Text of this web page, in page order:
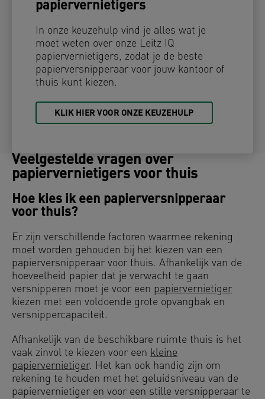
papiervernietigers
In onze keuzehulp vind je alles wat je
moet weten over onze Leitz IQ
papiervernietigers, zodat je de beste
papierversnipperaar voor jouw kantoor of
thuis kunt kiezen.
KLIK HIER VOOR ONZE KEUZEHULP
Veelgestelde vragen over
papiervernietigers voor thuis
Hoe kies ik een papierversnipperaar
voor thuis?
Er zijn verschillende factoren waarmee rekening
moet worden gehouden bij het kiezen van een
papierversnipperaar voor thuis. Afhankelijk van de
hoeveelheid papier dat je verwacht te gaan
versnipperen moet je voor een papiervernietiger
kiezen met een voldoende grote opvangbak en
versnippercapaciteit.
Afhankelijk van de beschikbare ruimte thuis is het
vaak zinvol te kiezen voor een kleine
papiervernietiger. Het kan ook handig zijn om
rekening te houden met het geluidsniveau van de
papiervernietiger en voor een stille versnipperaar te